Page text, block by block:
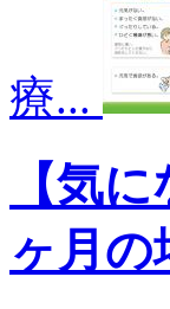
療...
【気
ヶ月の